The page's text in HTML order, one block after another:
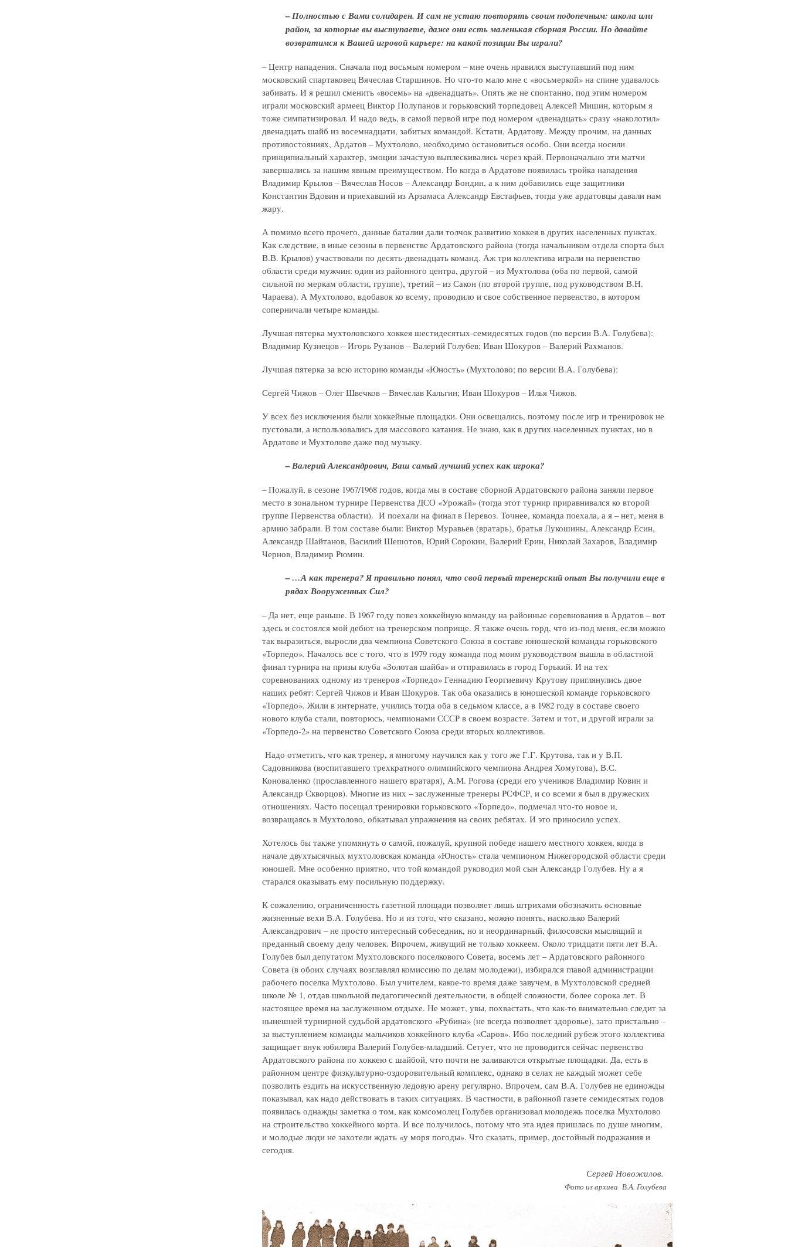
– Полностью с Вами солидарен. И сам не устаю повторять своим подопечным: школа или
район, за которые вы выступаете, даже они есть маленькая сборная России. Но давайте
возвратимся к Вашей игровой карьере: на какой позиции Вы играли?
– Центр нападения. Сначала под восьмым номером – мне очень нравился выступавший под ним
московский спартаковец Вячеслав Старшинов. Но что-то мало мне с «восьмеркой» на спине удавалось
забивать. И я решил сменить «восемь» на «двенадцать». Опять же не спонтанно, под этим номером
играли московский армеец Виктор Полупанов и горьковский торпедовец Алексей Мишин, которым я
тоже симпатизировал. И надо ведь, в самой первой игре под номером «двенадцать» сразу «наколотил»
двенадцать шайб из восемнадцати, забитых командой. Кстати, Ардатову. Между прочим, на данных
противостояниях, Ардатов – Мухтолово, необходимо остановиться особо. Они всегда носили
принципиальный характер, эмоции зачастую выплескивались через край. Первоначально эти матчи
завершались за нашим явным преимуществом. Но когда в Ардатове появилась тройка нападения
Владимир Крылов – Вячеслав Носов – Александр Бондин, а к ним добавились еще защитники
Константин Вдовин и приехавший из Арзамаса Александр Евстафьев, тогда уже ардатовцы давали нам
жару.
А помимо всего прочего, данные баталии дали толчок развитию хоккея в других населенных пунктах.
Как следствие, в иные сезоны в первенстве Ардатовского района (тогда начальником отдела спорта был
В.В. Крылов) участвовали по десять-двенадцать команд. Аж три коллектива играли на первенство
области среди мужчин: один из районного центра, другой – из Мухтолова (оба по первой, самой
сильной по меркам области, группе), третий – из Сакон (по второй группе, под руководством В.Н.
Чараева). А Мухтолово, вдобавок ко всему, проводило и свое собственное первенство, в котором
соперничали четыре команды.
Лучшая пятерка мухтоловского хоккея шестидесятых-семидесятых годов (по версии В.А. Голубева):
Владимир Кузнецов – Игорь Рузанов – Валерий Голубев; Иван Шокуров – Валерий Рахманов.
Лучшая пятерка за всю историю команды «Юность» (Мухтолово; по версии В.А. Голубева):
Сергей Чижов – Олег Швечков – Вячеслав Кальгин; Иван Шокуров – Илья Чижов.
У всех без исключения были хоккейные площадки. Они освещались, поэтому после игр и тренировок не
пустовали, а использовались для массового катания. Не знаю, как в других населенных пунктах, но в
Ардатове и Мухтолове даже под музыку.
– Валерий Александрович, Ваш самый лучший успех как игрока?
– Пожалуй, в сезоне 1967/1968 годов, когда мы в составе сборной Ардатовского района заняли первое
место в зональном турнире Первенства ДСО «Урожай» (тогда этот турнир приравнивался ко второй
группе Первенства области). И поехали на финал в Перевоз. Точнее, команда поехала, а я – нет, меня в
армию забрали. В том составе были: Виктор Муравьев (вратарь), братья Лукошины, Александр Есин,
Александр Шайтанов, Василий Шешотов, Юрий Сорокин, Валерий Ерин, Николай Захаров, Владимир
Чернов, Владимир Рюмин.
– …А как тренера? Я правильно понял, что свой первый тренерский опыт Вы получили еще в
рядах Вооруженных Сил?
– Да нет, еще раньше. В 1967 году повез хоккейную команду на районные соревнования в Ардатов – вот
здесь и состоялся мой дебют на тренерском поприще. Я также очень горд, что из-под меня, если можно
так выразиться, выросли два чемпиона Советского Союза в составе юношеской команды горьковского
«Торпедо». Началось все с того, что в 1979 году команда под моим руководством вышла в областной
финал турнира на призы клуба «Золотая шайба» и отправилась в город Горький. И на тех
соревнованиях одному из тренеров «Торпедо» Геннадию Георгиевичу Крутову приглянулись двое
наших ребят: Сергей Чижов и Иван Шокуров. Так оба оказались в юношеской команде горьковского
«Торпедо». Жили в интернате, учились тогда оба в седьмом классе, а в 1982 году в составе своего
нового клуба стали, повторюсь, чемпионами СССР в своем возрасте. Затем и тот, и другой играли за
«Торпедо-2» на первенство Советского Союза среди вторых коллективов.
Надо отметить, что как тренер, я многому научился как у того же Г.Г. Крутова, так и у В.П.
Садовникова (воспитавшего трехкратного олимпийского чемпиона Андрея Хомутова), В.С.
Коноваленко (прославленного нашего вратаря), А.М. Рогова (среди его учеников Владимир Ковин и
Александр Скворцов). Многие из них – заслуженные тренеры РСФСР, и со всеми я был в дружеских
отношениях. Часто посещал тренировки горьковского «Торпедо», подмечал что-то новое и,
возвращаясь в Мухтолово, обкатывал упражнения на своих ребятах. И это приносило успех.
Хотелось бы также упомянуть о самой, пожалуй, крупной победе нашего местного хоккея, когда в
начале двухтысячных мухтоловская команда «Юность» стала чемпионом Нижегородской области среди
юношей. Мне особенно приятно, что той командой руководил мой сын Александр Голубев. Ну а я
старался оказывать ему посильную поддержку.
К сожалению, ограниченность газетной площади позволяет лишь штрихами обозначить основные
жизненные вехи В.А. Голубева. Но и из того, что сказано, можно понять, насколько Валерий
Александрович – не просто интересный собеседник, но и неординарный, филосовски мыслящий и
преданный своему делу человек. Впрочем, живущий не только хоккеем. Около тридцати пяти лет В.А.
Голубев был депутатом Мухтоловского поселкового Совета, восемь лет – Ардатовского районного
Совета (в обоих случаях возглавлял комиссию по делам молодежи), избирался главой администрации
рабочего поселка Мухтолово. Был учителем, какое-то время даже завучем, в Мухтоловской средней
школе № 1, отдав школьной педагогической деятельности, в общей сложности, более сорока лет. В
настоящее время на заслуженном отдыхе. Не может, увы, похвастать, что как-то внимательно следит за
нынешней турнирной судьбой ардатовского «Рубина» (не всегда позволяет здоровье), зато пристально –
за выступлением команды мальчиков хоккейного клуба «Саров». Ибо последний рубеж этого коллектива
защищает внук юбиляра Валерий Голубев-младший. Сетует, что не проводится сейчас первенство
Ардатовского района по хоккею с шайбой, что почти не заливаются открытые площадки. Да, есть в
районном центре физкультурно-оздоровительный комплекс, однако в селах не каждый может себе
позволить ездить на искусственную ледовую арену регулярно. Впрочем, сам В.А. Голубев не единожды
показывал, как надо действовать в таких ситуациях. В частности, в районной газете семидесятых годов
появилась однажды заметка о том, как комсомолец Голубев организовал молодежь поселка Мухтолово
на строительство хоккейного корта. И все получилось, потому что эта идея пришлась по душе многим,
и молодые люди не захотели ждать «у моря погоды». Что сказать, пример, достойный подражания и
сегодня.
Сергей Новожилов.
Фото из архива В.А. Голубева